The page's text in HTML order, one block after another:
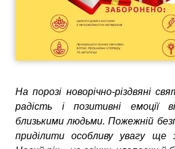
На порозі новорічно-різдвяні
радість і позитивні емоції
близькими людьми. Пожежній
приділити особливу увагу ще